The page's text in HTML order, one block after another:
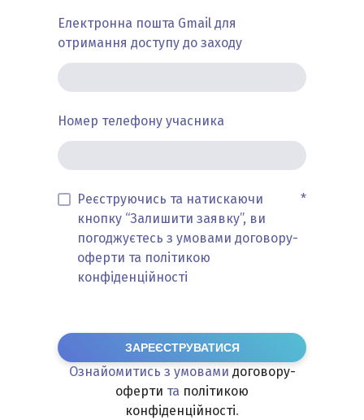
Електронна пошта Gmail для
отримання доступу до заходу
Номер телефону учасника
Реєструючись та натискаючи
кнопку “Залишити заявку”, ви
погоджуєтесь з умовами договору-
оферти та політикою
конфіденційності
*
ЗАРЕЄСТРУВАТИСЯ
Ознайомитись з умовами договору-
оферти та політикою
конфіденційності.